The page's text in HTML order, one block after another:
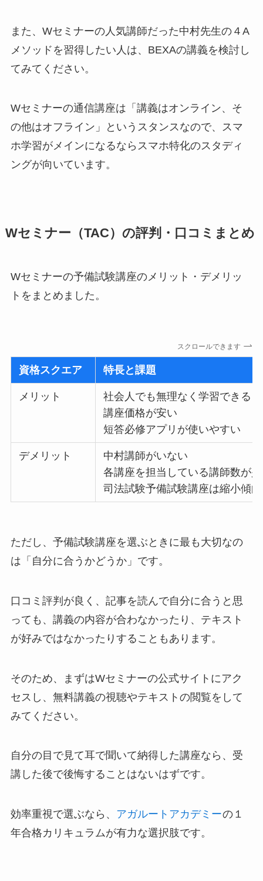
また、Wセミナーの人気講師だった中村先生の４A
メソッドを習得したい人は、BEXAの講義を検討し
てみてください。
Wセミナーの通信講座は「講義はオンライン、そ
の他はオフライン」というスタンスなので、スマ
ホ学習がメインになるならスマホ特化のスタディ
ングが向いています。
Wセミナー（TAC）の評判・口コミまとめ
Wセミナーの予備試験講座のメリット・デメリッ
トをまとめました。
スクロールできます
資格スクエア 特長と課題
メリット
社会人でも無理なく学習できる
講座価格が安い
短答必修アプリが使いやすい
デメリット
中村講師がいない
各講座を担当している講師数が
司法試験予備試験講座は縮小傾向
ただし、 予備試験講座を選ぶときに最も大切なの
は「自分に合うかどうか」 です。
口コミ評判が良く、記事を読んで自分に合うと思
っても、講義の内容が合わなかったり、テキスト
が好みではなかったりすることもあります。
そのため、まずはWセミナーの公式サイトにアク
セスし、無料講義の視聴やテキストの閲覧をして
みてください。
自分の目で見て耳で聞いて納得した講座なら、受
講した後で後悔することはないはずです。
効率重視で選ぶなら、 アガルートアカデミーの１
年合格カリキュラムが有力な選択肢です。